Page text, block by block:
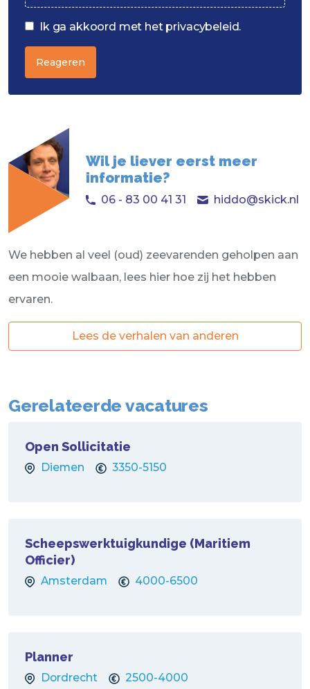
Ik ga akkoord met het privacybeleid.
Reageren
Wil je liever eerst meer
informatie?
06 - 83 00 41 31 hiddo@skick.nl
We hebben al veel (oud) zeevarenden geholpen aan
een mooie walbaan, lees hier hoe zij het hebben
ervaren.
Lees de verhalen van anderen
Gerelateerde vacatures
Open Sollicitatie
Diemen 3350-5150
Scheepswerktuigkundige (Maritiem
Officier)
Amsterdam 4000-6500
Planner
Dordrecht 2500-4000